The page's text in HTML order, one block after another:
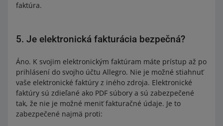
faktúra.
5. Je elektronická fakturácia bezpečná?
Áno. K svojim elektronickým faktúram máte prístup až po
prihlásení do svojho účtu Allegro. Nie je možné stiahnuť
vaše elektronické faktúry z iného zdroja. Elektronické
faktúry sú zdieľané ako PDF súbory a sú zabezpečené
tak, že nie je možné meniť fakturačné údaje. Je to
zabezpečené najmä proti: